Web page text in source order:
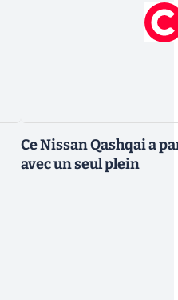
Ce Nissan Qashqai a
avec un seul plein